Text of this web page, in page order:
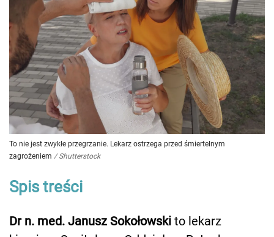
To nie jest zwykłe przegrzanie. Lekarz ostrzega przed śmiertelnym
zagrożeniem / Shutterstock
Spis treści
Dr n. med. Janusz Sokołowski to lekarz